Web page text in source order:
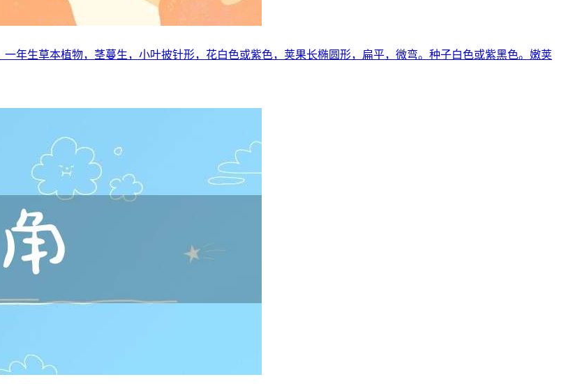
年生草本植物，茎蔓生，小叶披针形，花白色或紫色，荚果长椭圆形，扁平，微弯。种子白色或紫黑色。嫩荚